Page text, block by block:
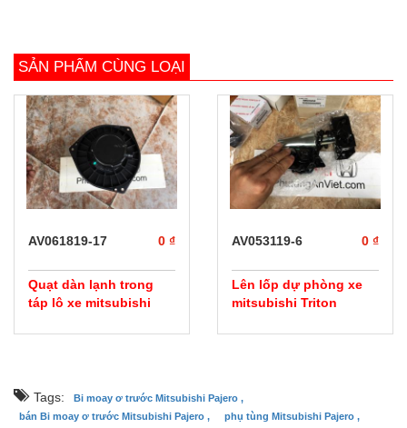
SẢN PHẨM CÙNG LOẠI
AV061819-17 0 ₫
Quạt dàn lạnh trong
táp lô xe mitsubishi
AV053119-6 0 ₫
Lên lốp dự phòng xe
mitsubishi Triton
prev
Tags:
Bi moay ơ trước Mitsubishi Pajero ,
bán Bi moay ơ trước Mitsubishi Pajero ,
phụ tùng Mitsubishi Pajero ,